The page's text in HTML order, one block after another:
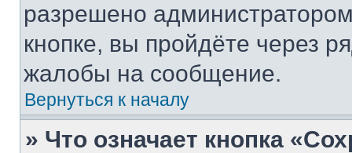
разрешено
кнопке, вы пройдёте через
жалобы на сообщение.
Вернуться к началу
» Что означает кнопка